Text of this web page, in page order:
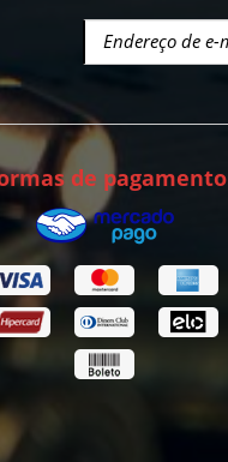
de pagamento